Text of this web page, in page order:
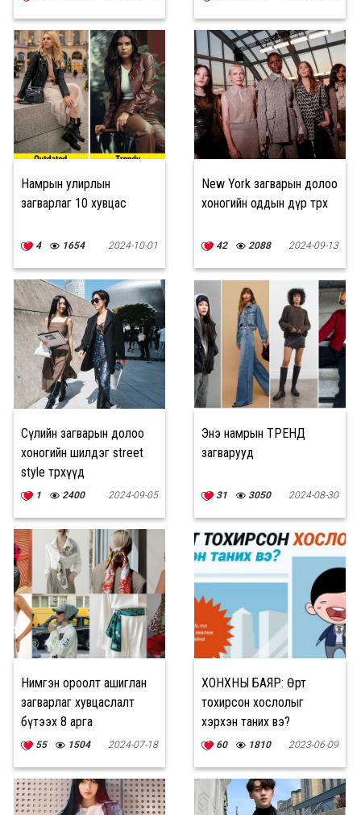
Намрын улирлын
загварлаг 10 хувцас
4 1654 2024-10-01
New York загварын долоо
хоногийн оддын дүр төрх
42 2088 2024-09-13
Сөүлийн загварын долоо
хоногийн шилдэг street
style төрхүүд
1 2400 2024-09-05
Энэ намрын ТРЕНД
загварууд
31 3050 2024-08-30
Нимгэн ороолт ашиглан
загварлаг хувцаслалт
бүтээх 8 арга
55 1504 2024-07-18
ХОНХНЫ БАЯР: Өөртөө
тохирсон хослолыг
хэрхэн таних вэ?
60 1810 2023-06-09